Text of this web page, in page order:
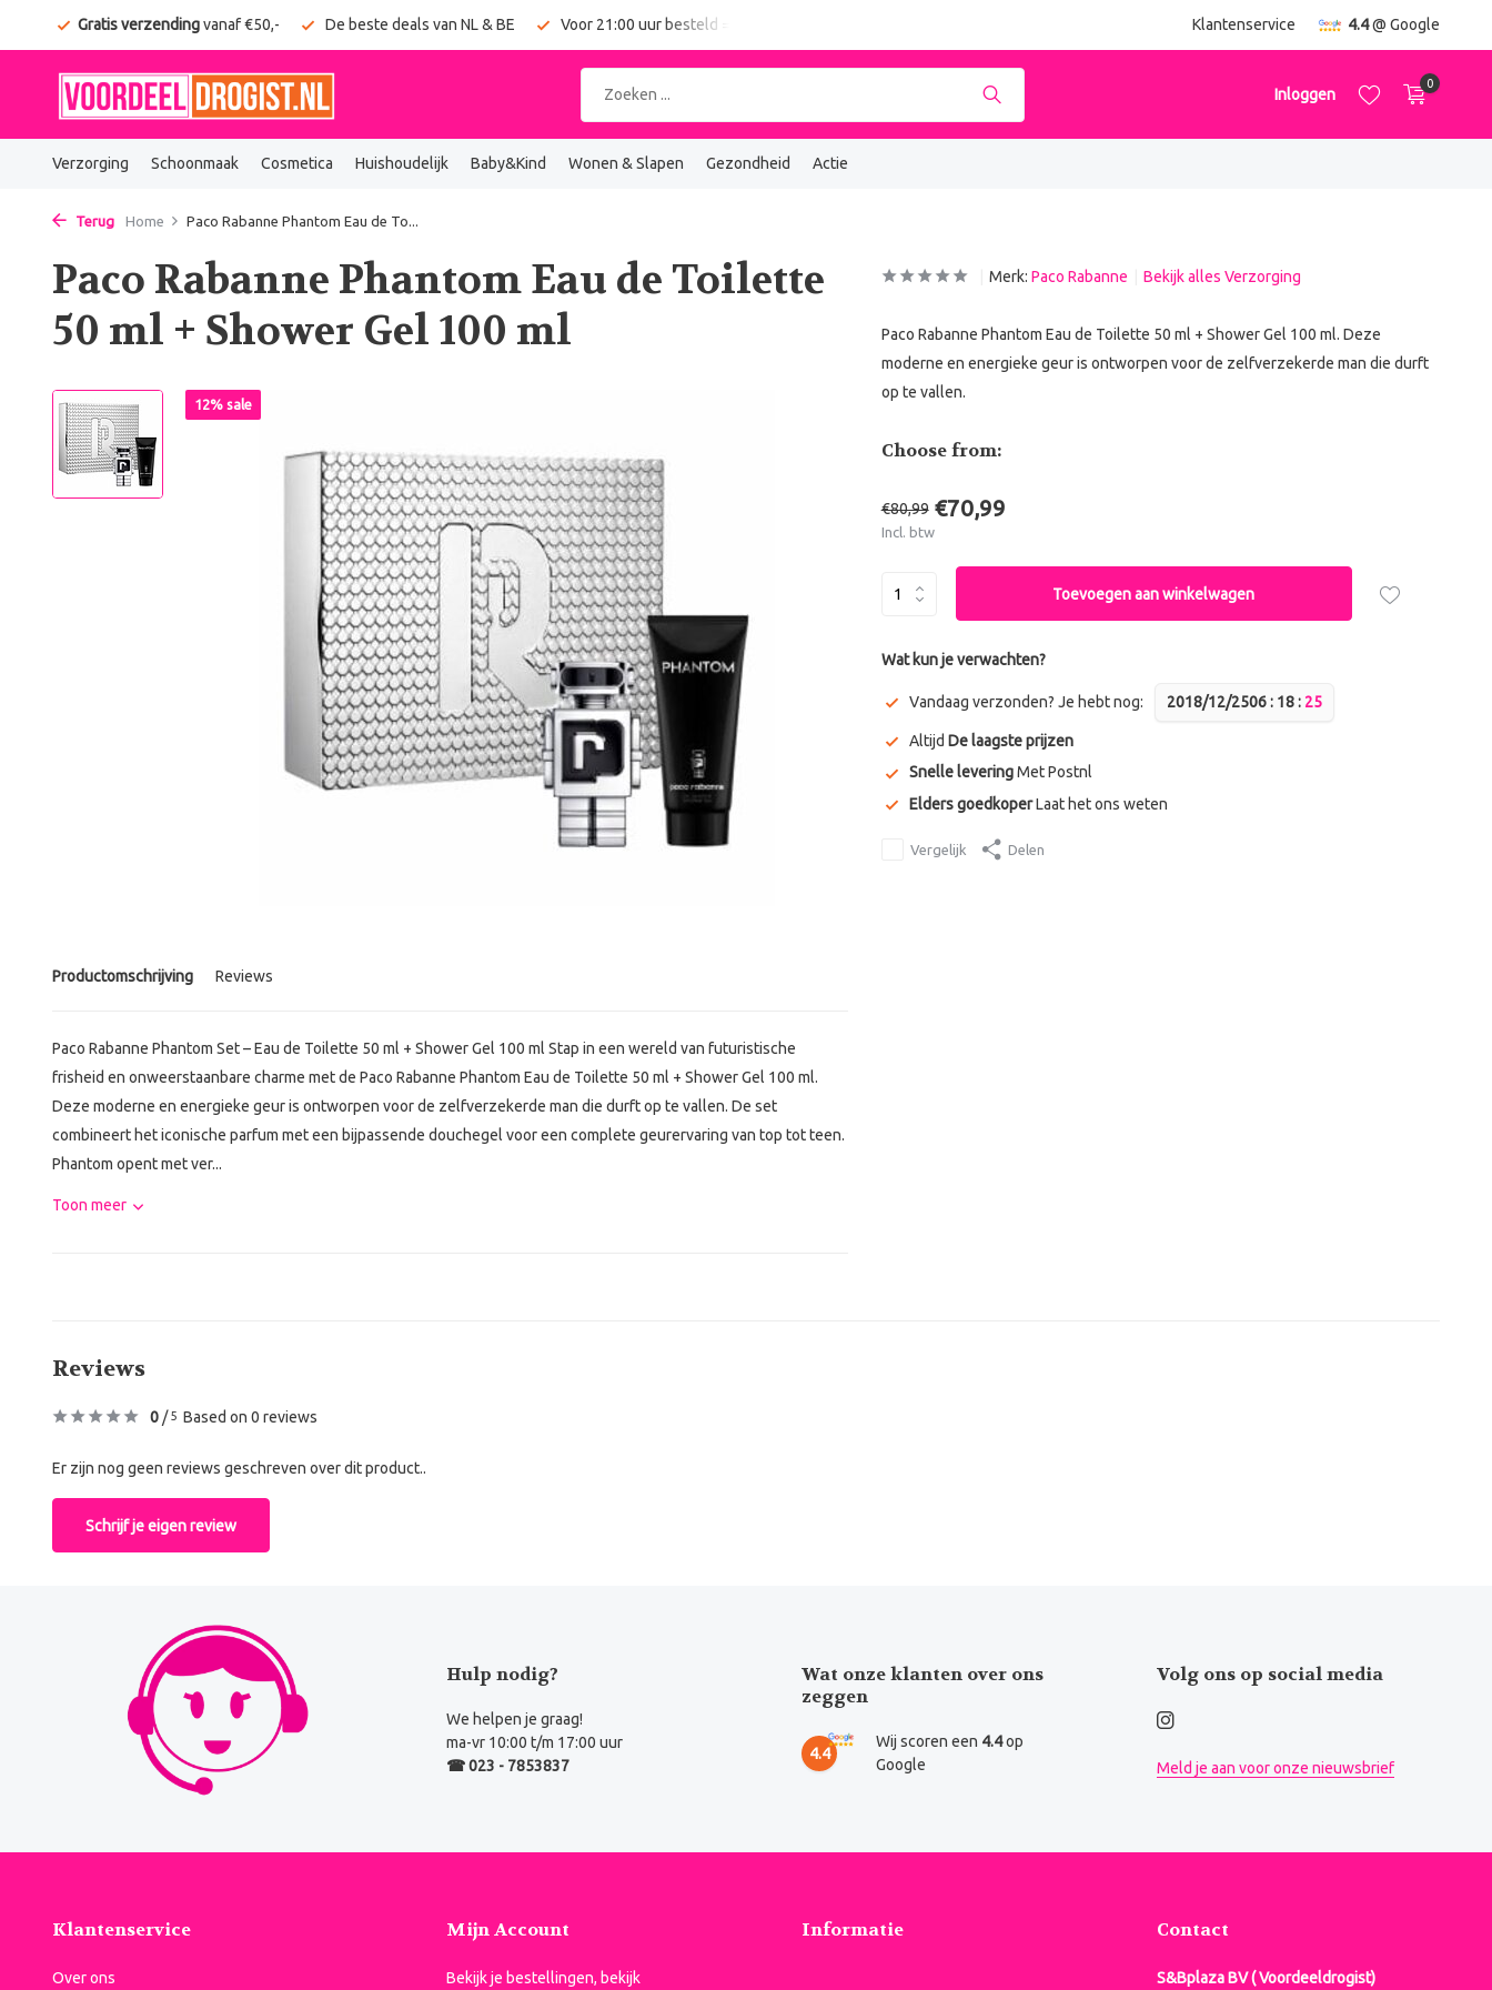
Gratis verzendingvanaf €50,- De beste deals van NL & BE Voor 21:00 uur besteld = vandaag verzonden Klantenservice 4.4@ Google
Inloggen
0
Verzorging Schoonmaak Cosmetica Huishoudelijk Baby&Kind Wonen & Slapen Gezondheid Actie
Terug Home Paco Rabanne Phantom Eau de To...
Paco Rabanne Phantom Eau de Toilette
50 ml + Shower Gel 100 ml
12% sale
Productomschrijving Reviews
Paco Rabanne Phantom Set – Eau de Toilette 50 ml + Shower Gel 100 ml Stap in een wereld van futuristische
frisheid en onweerstaanbare charme met de Paco Rabanne Phantom Eau de Toilette 50 ml + Shower Gel 100 ml.
Deze moderne en energieke geur is ontworpen voor de zelfverzekerde man die durft op te vallen. De set
combineert het iconische parfum met een bijpassende douchegel voor een complete geurervaring van top tot teen.
Phantom opent met ver...
Toon meer
Merk: Paco Rabanne Bekijk alles Verzorging
Paco Rabanne Phantom Eau de Toilette 50 ml + Shower Gel 100 ml. Deze
moderne en energieke geur is ontworpen voor de zelfverzekerde man die durft
op te vallen.
Choose from:
€80,99 €70,99
Incl. btw
Toevoegen aan winkelwagen
Wat kun je verwachten?
Vandaag verzonden? Je hebt nog: 2018/12/2506: 18: 24
Altijd De laagste prijzen
Snelle leveringMet Postnl
Elders goedkoperLaat het ons weten
Vergelijk Delen
Reviews
0 /5 Based on 0 reviews
Er zijn nog geen reviews geschreven over dit product..
Schrijf je eigen review
Hulp nodig?
We helpen je graag!
ma-vr 10:00 t/m 17:00 uur
☎ 023 - 7853837
Wat onze klanten over ons
zeggen
4.4
Wij scoren een 4.4op
Google
Volg ons op social media
Meld je aan voor onze nieuwsbrief
Klantenservice
Over ons
Mijn Account
Bekijk je bestellingen, bekijk
Informatie Contact
S&Bplaza BV ( Voordeeldrogist)